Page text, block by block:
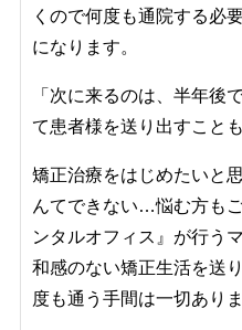
くので何度も通院する必
になります。
「次に来るのは、半年後
て患者様を送り出すこと
矯正治療をはじめたいと
んてできない…悩む方も
ンタルオフィス』が行う
和感のない矯正生活を送
度も通う手間は一切あり